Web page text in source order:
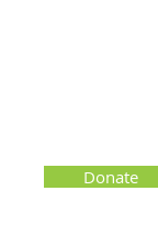
Donate